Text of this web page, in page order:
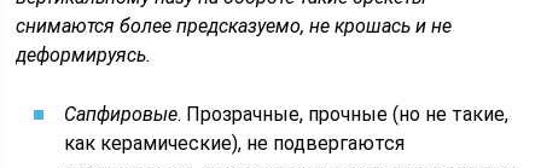
снимаются более предсказуемо, не крошась и не
деформируясь.
Сапфировые. Прозрачные, прочные (но не такие,
как керамические), не подвергаются